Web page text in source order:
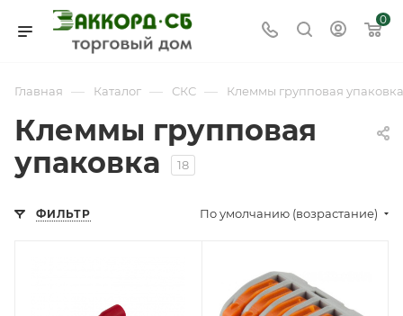
0
Главная — Каталог — СКС — Клеммы групповая упаковка
Клеммы групповая
упаковка
18
ФИЛЬТР По умолчанию (возрастание)